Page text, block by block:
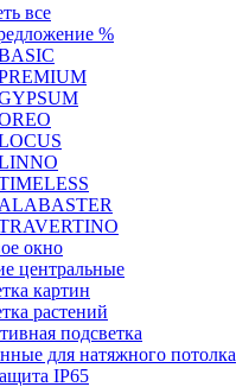
все
%
окно
центральные
картин
растений
подсветка
для натяжного потолка
IP65